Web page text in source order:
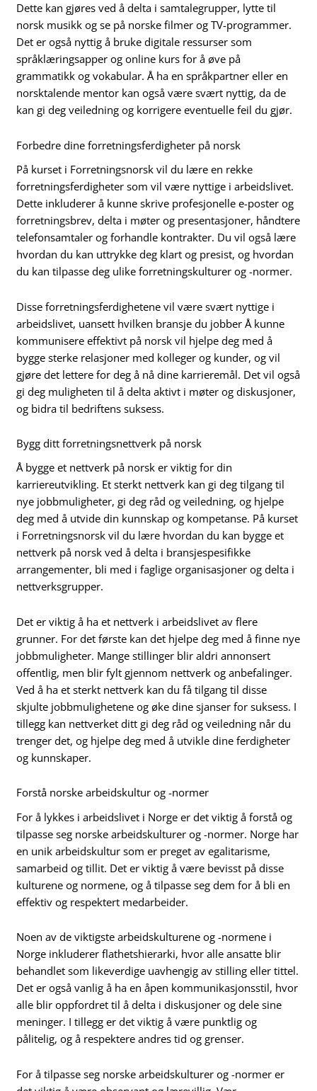
Dette kan gjøres ved å delta i samtalegrupper, lytte til
norsk musikk og se på norske filmer og TV-programmer.
Det er også nyttig å bruke digitale ressurser som
språklæringsapper og online kurs for å øve på
grammatikk og vokabular. Å ha en språkpartner eller en
norsktalende mentor kan også være svært nyttig, da de
kan gi deg veiledning og korrigere eventuelle feil du gjør.
Forbedre dine forretningsferdigheter på norsk
På kurset i Forretningsnorsk vil du lære en rekke
forretningsferdigheter som vil være nyttige i arbeidslivet.
Dette inkluderer å kunne skrive profesjonelle e-poster og
forretningsbrev, delta i møter og presentasjoner, håndtere
telefonsamtaler og forhandle kontrakter. Du vil også lære
hvordan du kan uttrykke deg klart og presist, og hvordan
du kan tilpasse deg ulike forretningskulturer og -normer.
Disse forretningsferdighetene vil være svært nyttige i
arbeidslivet, uansett hvilken bransje du jobber Å kunne
kommunisere effektivt på norsk vil hjelpe deg med å
bygge sterke relasjoner med kolleger og kunder, og vil
gjøre det lettere for deg å nå dine karrieremål. Det vil også
gi deg muligheten til å delta aktivt i møter og diskusjoner,
og bidra til bedriftens suksess.
Bygg ditt forretningsnettverk på norsk
Å bygge et nettverk på norsk er viktig for din
karriereutvikling. Et sterkt nettverk kan gi deg tilgang til
nye jobbmuligheter, gi deg råd og veiledning, og hjelpe
deg med å utvide din kunnskap og kompetanse. På kurset
i Forretningsnorsk vil du lære hvordan du kan bygge et
nettverk på norsk ved å delta i bransjespesifikke
arrangementer, bli med i faglige organisasjoner og delta i
nettverksgrupper.
Det er viktig å ha et nettverk i arbeidslivet av flere
grunner. For det første kan det hjelpe deg med å finne nye
jobbmuligheter. Mange stillinger blir aldri annonsert
offentlig, men blir fylt gjennom nettverk og anbefalinger.
Ved å ha et sterkt nettverk kan du få tilgang til disse
skjulte jobbmulighetene og øke dine sjanser for suksess. I
tillegg kan nettverket ditt gi deg råd og veiledning når du
trenger det, og hjelpe deg med å utvikle dine ferdigheter
og kunnskaper.
Forstå norske arbeidskultur og -normer
For å lykkes i arbeidslivet i Norge er det viktig å forstå og
tilpasse seg norske arbeidskulturer og -normer. Norge har
en unik arbeidskultur som er preget av egalitarisme,
samarbeid og tillit. Det er viktig å være bevisst på disse
kulturene og normene, og å tilpasse seg dem for å bli en
effektiv og respektert medarbeider.
Noen av de viktigste arbeidskulturene og -normene i
Norge inkluderer flathetshierarki, hvor alle ansatte blir
behandlet som likeverdige uavhengig av stilling eller tittel.
Det er også vanlig å ha en åpen kommunikasjonsstil, hvor
alle blir oppfordret til å delta i diskusjoner og dele sine
meninger. I tillegg er det viktig å være punktlig og
pålitelig, og å respektere andres tid og grenser.
For å tilpasse seg norske arbeidskulturer og -normer er